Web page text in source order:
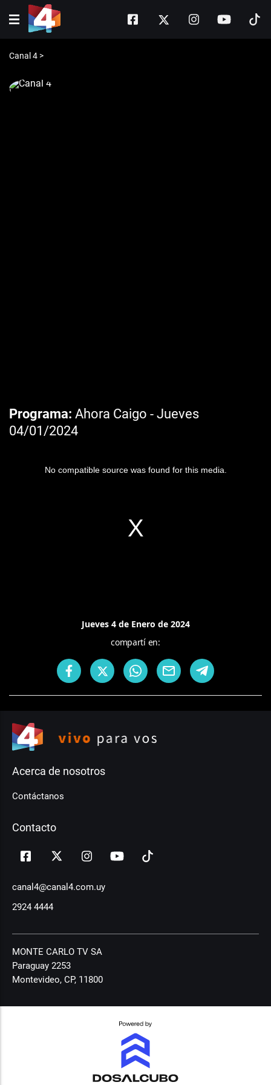
Canal 4 >
Programa Ahora Caigo - Jueves
04/01/2024
No compatible source was found for this media.
Jueves 4 de Enero de 2024
compartí en:
Acerca de nosotros
Contáctanos
Contacto
canal4@canal4.com.uy
2924 4444
MONTE CARLO TV SA
Paraguay 2253
Montevideo, CP, 11800